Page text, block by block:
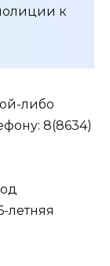
к
либо
8(8634)
летняя